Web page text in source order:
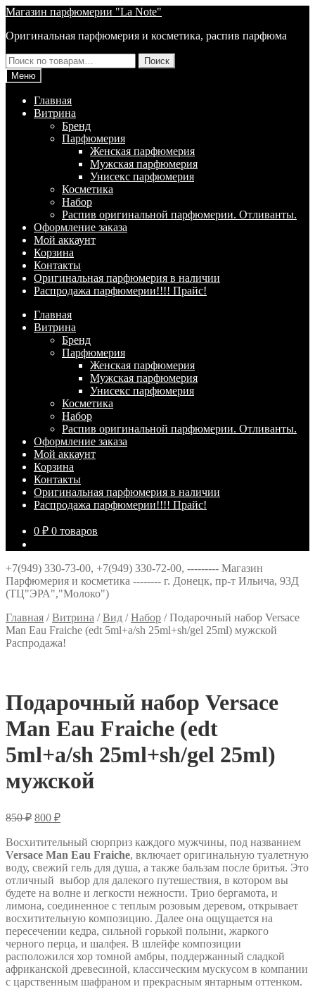
Перейти
навигации
Перейти
содержимому
Магазин парфюмерии "La Note"
Оригинальная парфюмерия и косметика, распив парфюма
Искать:
Поиск
Меню
Главная
Витрина
Брeнд
Парфюмерия
Женская парфюмерия
Мужская парфюмерия
Унисекс парфюмерия
Косметика
Набор
Распив оригинальной парфюмерии. Отливанты.
Оформление заказа
Мой аккаунт
Корзина
Контакты
Оригинальная парфюмерия в наличии
Распродажа парфюмерии!!!! Прайс!
Главная
Витрина
Брeнд
Парфюмерия
Женская парфюмерия
Мужская парфюмерия
Унисекс парфюмерия
Косметика
Набор
Распив оригинальной парфюмерии. Отливанты.
Оформление заказа
Мой аккаунт
Корзина
Контакты
Оригинальная парфюмерия в наличии
Распродажа парфюмерии!!!! Прайс!
0 ₽ 0 товаров
+7(949) 330-73-00, +7(949) 330-72-00, --------- Магазин
Парфюмерия и косметика -------- г. Донецк, пр-т Ильича, 93Д
(ТЦ"ЭРА","Молоко")
Главная /Витрина /Вид /Набор /Подарочный набор Versace
Man Eau Fraiche (edt 5ml+a/sh 25ml+sh/gel 25ml) мужской
Распродажа!
Подарочный набор Versace
Man Eau Fraiche (edt
5ml+a/sh 25ml+sh/gel 25ml)
мужской
850₽ Первоначальная
составляла
850 ₽.
800 ₽Текущая
800 ₽.
Восхитительный сюрприз каждого мужчины, под названием
Versace Man Eau Fraiche, включает оригинальную туалетную
воду, свежий гель для душа, а также бальзам после бритья. Это
отличный выбор для далекого путешествия, в котором вы
будете на волне и легкости нежности. Трио бергамота, и
лимона, соединенное с теплым розовым деревом, открывает
восхитительную композицию. Далее она ощущается на
пересечении кедра, сильной горькой полыни, жаркого
черного перца, и шалфея. В шлейфе композиции
расположился хор томной амбры, поддержанный сладкой
африканской древесиной, классическим мускусом в компании
с царственным шафраном и прекрасным янтарным оттенком.